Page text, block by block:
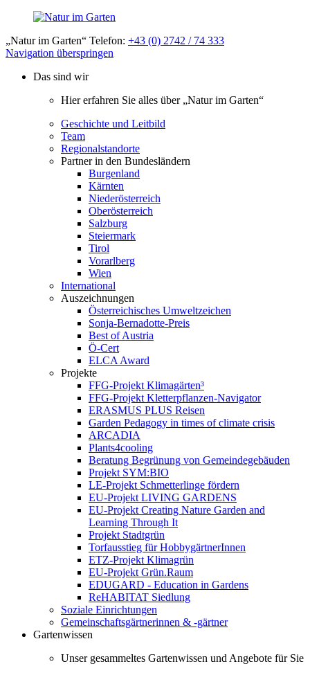
„Natur im Garten“ Telefon: +43 (0) 2742 / 74 333
Navigation überspringen
Das sind wir
Hier erfahren Sie alles über „Natur im Garten“
Geschichte und Leitbild
Team
Regionalstandorte
Partner in den Bundesländern
Burgenland
Kärnten
Niederösterreich
Oberösterreich
Salzburg
Steiermark
Tirol
Vorarlberg
Wien
International
Auszeichnungen
Österreichisches Umweltzeichen
Sonja-Bernadotte-Preis
Best of Austria
Ö-Cert
ELCA Award
Projekte
FFG-Projekt Klimagärten³
FFG-Projekt Kletterpflanzen-Navigator
ERASMUS PLUS Reisen
Garden Pedagogy in times of climate crisis
ARCADIA
Plants4cooling
Beratung Begrünung von Gemeindegebäuden
Projekt SYM:BIO
LE-Projekt Schmetterlinge fördern
EU-Projekt LIVING GARDENS
EU-Projekt Creating Nature Garden and
Learning Through It
Projekt Stadtgrün
Torfausstieg für HobbygärtnerInnen
ETZ-Projekt Klimagrün
EU-Projekt Grün.Raum
EDUGARD - Education in Gardens
ReHABITAT Siedlung
Soziale Einrichtungen
Gemeinschaftsgärtnerinnen & -gärtner
Gartenwissen
Unser gesammeltes Gartenwissen und Angebote für Sie